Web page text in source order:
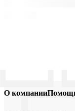
О компании